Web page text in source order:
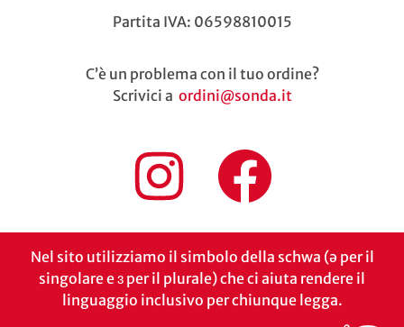
Partita IVA: 06598810015
C’è un problema con il tuo ordine?
Scrivici a ordini@sonda.it
Nel sito utilizziamo il simbolo della schwa (ə per il
singolare e ɜ per il plurale) che ci aiuta rendere il
linguaggio inclusivo per chiunque legga.